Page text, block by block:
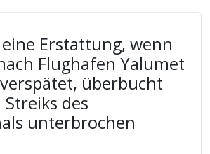
Erstattung, wenn
Flughafen Yalumet
überbucht
des
unterbrochen